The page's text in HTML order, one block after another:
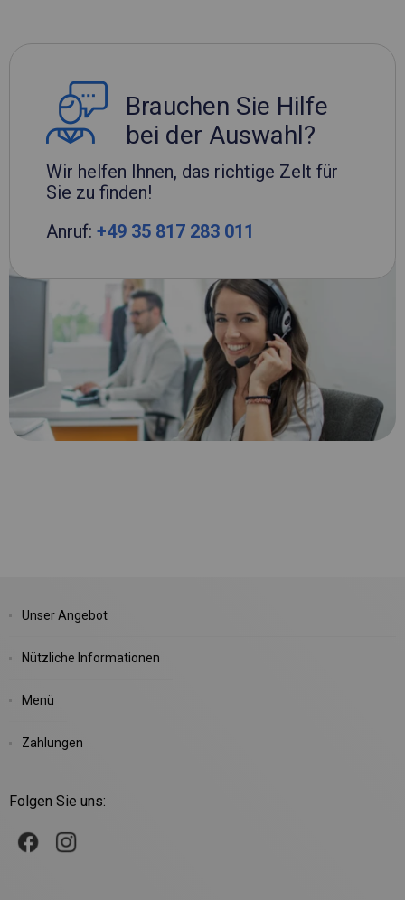
Brauchen Sie Hilfe
bei der Auswahl?
Wir helfen Ihnen, das richtige Zelt für
Sie zu finden!
Anruf: +49 35 817 283 011
Unser Angebot
Nützliche Informationen
Menü
Zahlungen
Folgen Sie uns: